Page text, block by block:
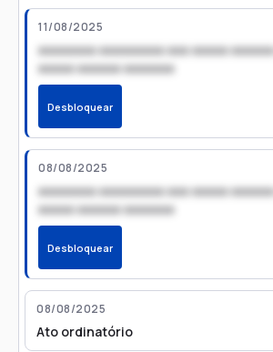
11/08/2025
xxxxxxxx xxxxxxxxx xxx xxxxx
xxxxx xxxxxx xxxxxxx
Desbloquear
08/08/2025
xxxxxxxx xxxxxxxxx xxx xxxxx
xxxxx xxxxxx xxxxxxx
Desbloquear
08/08/2025
Ato ordinatório